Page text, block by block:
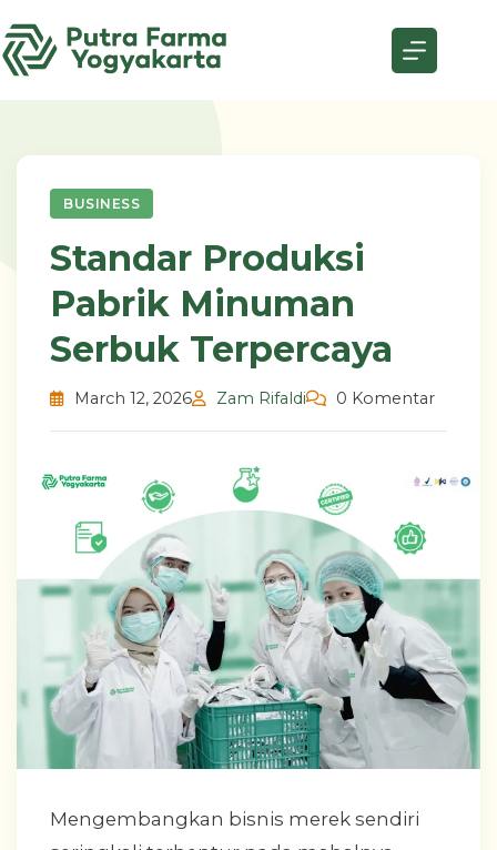
to
content
BUSINESS
Standar Produksi
Pabrik Minuman
Serbuk Terpercaya
March 12, 2026 Zam Rifaldi 0 Komentar
Mengembangkan bisnis merek sendiri